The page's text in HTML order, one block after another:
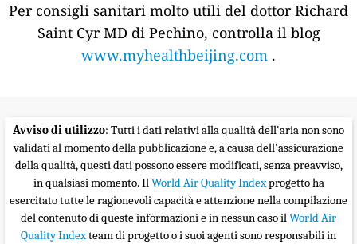
Per consigli sanitari molto utili del dottor Richard
Saint Cyr MD di Pechino, controlla il blog
www.myhealthbeijing.com .
Avviso di utilizzo: Tutti i dati relativi alla qualità dell'aria non sono
validati al momento della pubblicazione e, a causa dell'assicurazione
della qualità, questi dati possono essere modificati, senza preavviso,
in qualsiasi momento. IlWorld Air Quality Indexprogetto ha
esercitato tutte le ragionevoli capacità e attenzione nella compilazione
del contenuto di queste informazioni e in nessun caso ilWorld Air
Quality Indexteam di progetto o i suoi agenti sono responsabili in